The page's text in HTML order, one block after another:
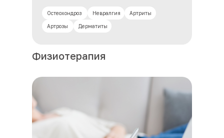
Остеохондроз Невралгия Артриты
Артрозы Дерматиты
Физиотерапия